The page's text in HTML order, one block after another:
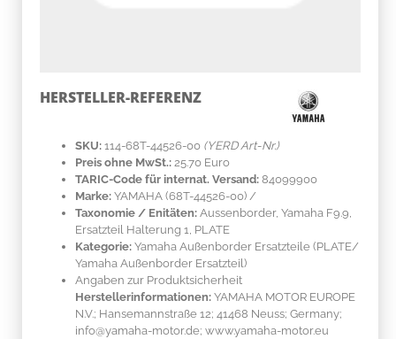
HERSTELLER-REFERENZ
SKU: 114-68T-44526-00 (YERD Art-Nr.)
Preis ohne MwSt.: 25.70 Euro
TARIC-Code für internat. Versand: 84099900
Marke: YAMAHA (68T-44526-00) /
Taxonomie / Enitäten: Aussenborder, Yamaha F9.9,
Ersatzteil Halterung 1, PLATE
Kategorie: Yamaha Außenborder Ersatzteile (PLATE/
Yamaha Außenborder Ersatzteil)
Angaben zur Produktsicherheit
Herstellerinformationen: YAMAHA MOTOR EUROPE
N.V.; Hansemannstraße 12; 41468 Neuss; Germany;
info@yamaha-motor.de; www.yamaha-motor.eu